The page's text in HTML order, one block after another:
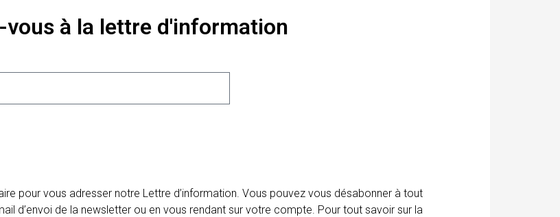
vous à la lettre d'information
pour vous adresser notre Lettre d’information. Vous pouvez vous désabonner à tout
d’envoi de la newsletter ou en vous rendant sur votre compte. Pour tout savoir sur la